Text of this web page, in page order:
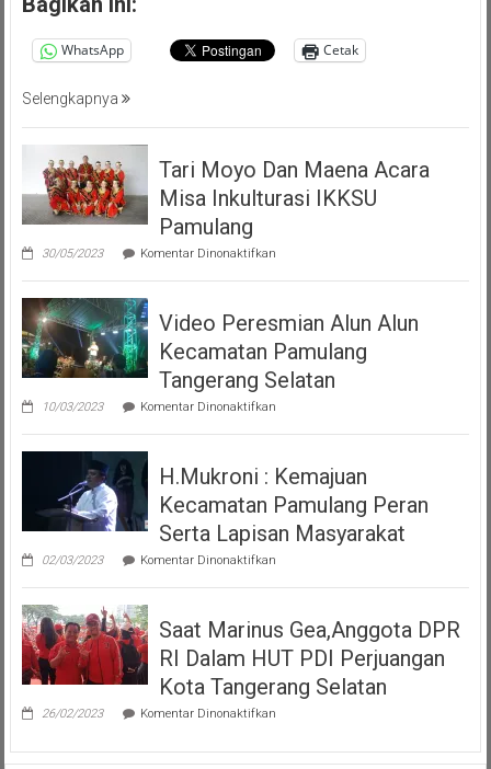
WhatsApp Cetak
Selengkapnya
Tari Moyo Dan Maena Acara
Misa Inkulturasi IKKSU
Pamulang
30/05/2023 Komentar Dinonaktifkanpada
Moyo
Maena
Acara
Misa
Inkulturasi
IKKSU
Pamulang
Video Peresmian Alun Alun
Kecamatan Pamulang
Tangerang Selatan
10/03/2023 Komentar Dinonaktifkanpada
Peresmian
Alun
Kecamatan
Pamulang
Tangerang
Selatan
H.Mukroni : Kemajuan
Kecamatan Pamulang Peran
Serta Lapisan Masyarakat
02/03/2023 Komentar Dinonaktifkanpada
:
Kecamatan
Pamulang
Peran
Lapisan
Masyarakat
Saat Marinus Gea,Anggota DPR
RI Dalam HUT PDI Perjuangan
Kota Tangerang Selatan
26/02/2023 Komentar Dinonaktifkanpada
Gea,Anggota